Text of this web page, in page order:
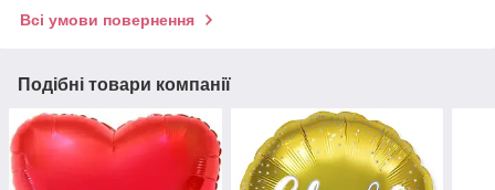
Всі умови повернення
Подібні товари компанії